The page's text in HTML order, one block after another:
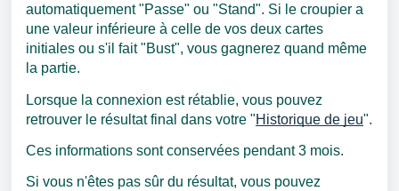
automatiquement "Passe" ou "Stand". Si le croupier a
une valeur inférieure à celle de vos deux cartes
initiales ou s'il fait "Bust", vous gagnerez quand même
la partie.
Lorsque la connexion est rétablie, vous pouvez
retrouver le résultat final dans votre "Historique de jeu".
Ces informations sont conservées pendant 3 mois.
Si vous n'êtes pas sûr du résultat, vous pouvez